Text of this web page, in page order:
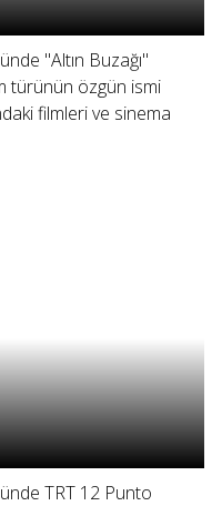
"Altın Buzağı"
türünün özgün ismi
filmleri ve sinema
TRT 12 Punto